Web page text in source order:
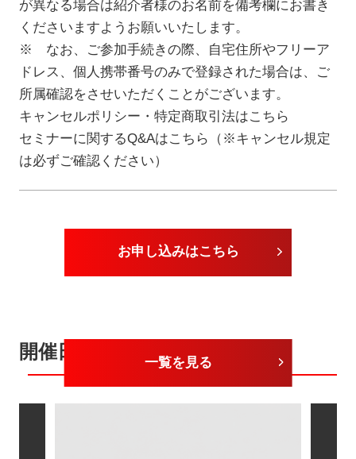
が異なる場合は紹介者様のお名前を備考欄にお書き
くださいますようお願いいたします。
※ なお、ご参加手続きの際、自宅住所やフリーア
ドレス、個人携帯番号のみで登録された場合は、ご
所属確認をさせいただくことがございます。
キャンセルポリシー・特定商取引法はこちら
セミナーに関するQ&Aはこちら（※キャンセル規定
は必ずご確認ください）
お申し込みはこちら
開催日が近いセミナー
一覧を見る